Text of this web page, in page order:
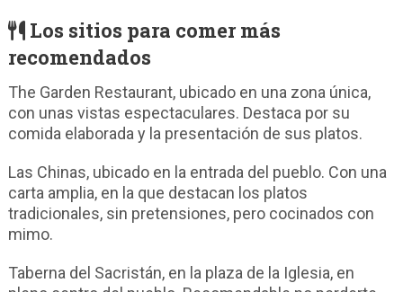
Los sitios para comer más
recomendados
The Garden Restaurant, ubicado en una zona única,
con unas vistas espectaculares. Destaca por su
comida elaborada y la presentación de sus platos.
Las Chinas, ubicado en la entrada del pueblo. Con una
carta amplia, en la que destacan los platos
tradicionales, sin pretensiones, pero cocinados con
mimo.
Taberna del Sacristán, en la plaza de la Iglesia, en